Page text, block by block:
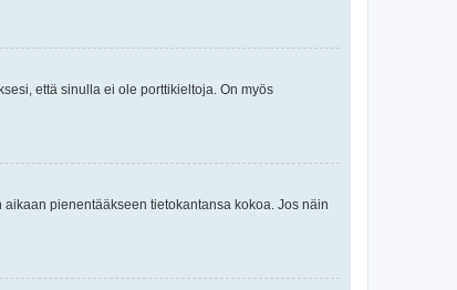
että sinulla ei ole porttikieltoja. On myös
pienentääkseen tietokantansa kokoa. Jos näin